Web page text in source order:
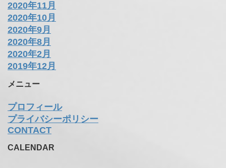
2020年11月
2020年10月
2020年9月
2020年8月
2020年2月
2019年12月
メニュー
プロフィール
プライバシーポリシー
CONTACT
CALENDAR